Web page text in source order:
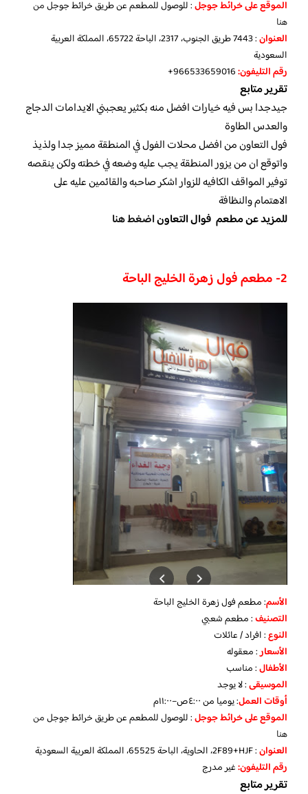
الموقععلى خرائط جوجل: للوصول للمطعم عن طريق خرائط جوجلمن
هنا
العنوان
: 7443 طريق الجنوب، 2317، الباحة 65722، المملكة العربية
السعودية
رقم التليفون:
تقرير متابع
جيدجدا بس فيه خيارات افضل منه بكثير يعجبني الايدامات الدجاج
والعدس الطاوة
فول التعاون من افضل محلات الفول في المنطقة مميز جدا ولذيذ
واتوقع ان من يزور المنطقة يجب عليه وضعه في خطته ولكن ينقصه
توفير المواقف الكافيه للزوار اشكر صاحبه والقائمين عليه على
الاهتمام والنظافة
للمزيد عن مطعم فوال التعاوناضغط هنا
2- مطعم فول زهرة الخليج الباحة
الأسم: مطعم فول زهرة الخليج الباحة
التصنيف: مطعم شعبي
النوع: افراد / عائلات
الأسعار: معقوله
الأطفال: مناسب
الموسيقى: لا يوجد
أوقات العمل: يوميا من ٤:٠٠ص–١١:٠٠م
الموقععلى خرائط جوجل: للوصول للمطعم عن طريق خرائط جوجلمن
هنا
العنوان: 2F89+HJF، الحاوية، الباحة 65525، المملكة العربية السعودية
رقم التليفون:غير مدرج
تقرير متابع